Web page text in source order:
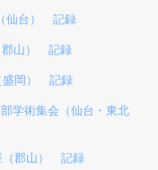
仙台） 記録
山） 記録
岡） 記録
術集会（仙台・東北
郡山） 記録